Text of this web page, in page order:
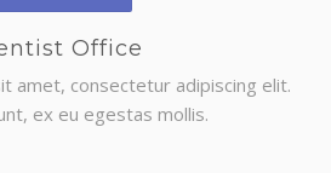
Office
amet, consectetur adipiscing elit.
ex eu egestas mollis.